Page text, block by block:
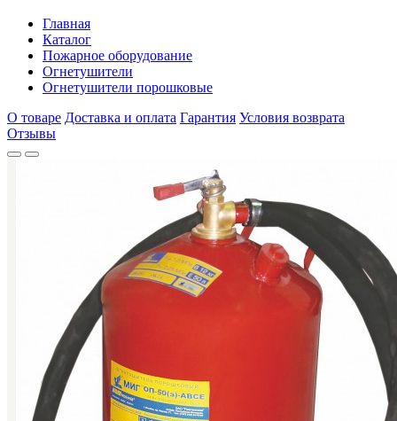
Главная
Каталог
Пожарное оборудование
Огнетушители
Огнетушители порошковые
О товаре Доставка и оплата Гарантия Условия возврата
Отзывы